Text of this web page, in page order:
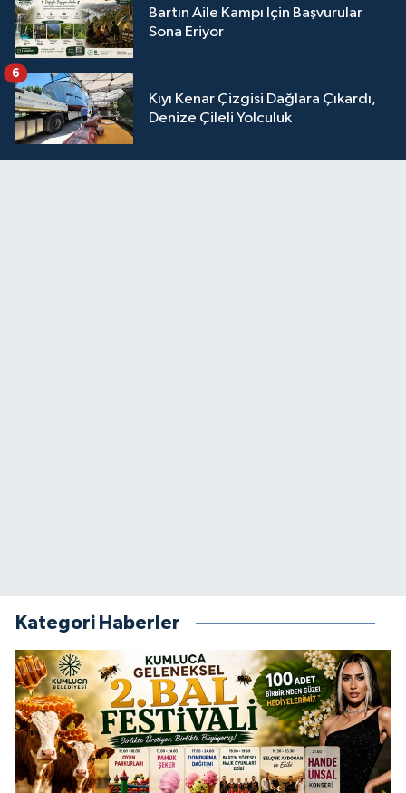
Bartın Aile Kampı İçin Başvurular
Sona Eriyor
Kıyı Kenar Çizgisi Dağlara Çıkardı,
Denize Çileli Yolculuk
6
Kategori Haberler